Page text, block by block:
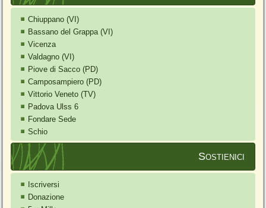
Chiuppano (VI)
Bassano del Grappa (VI)
Vicenza
Valdagno (VI)
Piove di Sacco (PD)
Camposampiero (PD)
Vittorio Veneto (TV)
Padova Ulss 6
Fondare Sede
Schio
Sostienici
Iscriversi
Donazione